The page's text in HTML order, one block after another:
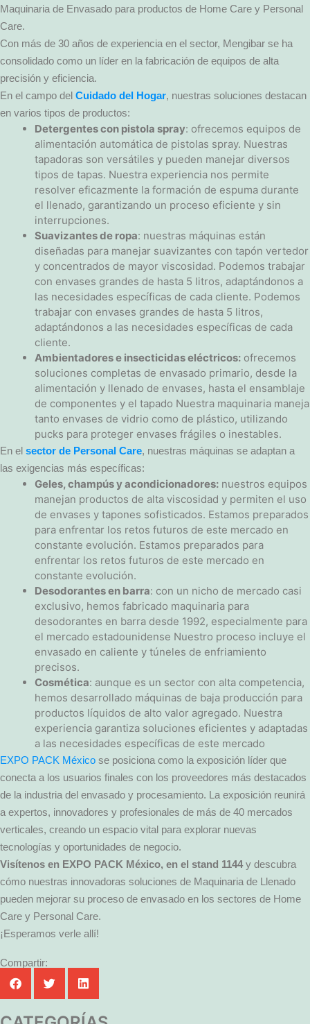
Maquinaria de Envasado para productos de Home Care y Personal
Care.
Con más de 30 años de experiencia en el sector, Mengibar se ha
consolidado como un líder en la fabricación de equipos de alta
precisión y eficiencia.
En el campo del Cuidado del Hogar, nuestras soluciones destacan
en varios tipos de productos:
Detergentes con pistola spray: ofrecemos equipos de
alimentación automática de pistolas spray. Nuestras
tapadoras son versátiles y pueden manejar diversos
tipos de tapas. Nuestra experiencia nos permite
resolver eficazmente la formación de espuma durante
el llenado, garantizando un proceso eficiente y sin
interrupciones.
Suavizantes de ropa: nuestras máquinas están
diseñadas para manejar suavizantes con tapón vertedor
y concentrados de mayor viscosidad. Podemos trabajar
con envases grandes de hasta 5 litros, adaptándonos a
las necesidades específicas de cada cliente. Podemos
trabajar con envases grandes de hasta 5 litros,
adaptándonos a las necesidades específicas de cada
cliente.
Ambientadores e insecticidas eléctricos: ofrecemos
soluciones completas de envasado primario, desde la
alimentación y llenado de envases, hasta el ensamblaje
de componentes y el tapado Nuestra maquinaria maneja
tanto envases de vidrio como de plástico, utilizando
pucks para proteger envases frágiles o inestables.
En el sector de Personal Care, nuestras máquinas se adaptan a
las exigencias más específicas:
Geles, champús y acondicionadores: nuestros equipos
manejan productos de alta viscosidad y permiten el uso
de envases y tapones sofisticados. Estamos preparados
para enfrentar los retos futuros de este mercado en
constante evolución. Estamos preparados para
enfrentar los retos futuros de este mercado en
constante evolución.
Desodorantes en barra: con un nicho de mercado casi
exclusivo, hemos fabricado maquinaria para
desodorantes en barra desde 1992, especialmente para
el mercado estadounidense Nuestro proceso incluye el
envasado en caliente y túneles de enfriamiento
precisos.
Cosmética: aunque es un sector con alta competencia,
hemos desarrollado máquinas de baja producción para
productos líquidos de alto valor agregado. Nuestra
experiencia garantiza soluciones eficientes y adaptadas
a las necesidades específicas de este mercado
EXPO PACK México se posiciona como la exposición líder que
conecta a los usuarios finales con los proveedores más destacados
de la industria del envasado y procesamiento. La exposición reunirá
a expertos, innovadores y profesionales de más de 40 mercados
verticales, creando un espacio vital para explorar nuevas
tecnologías y oportunidades de negocio.
Visítenos en EXPO PACK México, en el stand 1144y descubra
cómo nuestras innovadoras soluciones de Maquinaria de Llenado
pueden mejorar su proceso de envasado en los sectores de Home
Care y Personal Care.
¡Esperamos verle allí!
Compartir: